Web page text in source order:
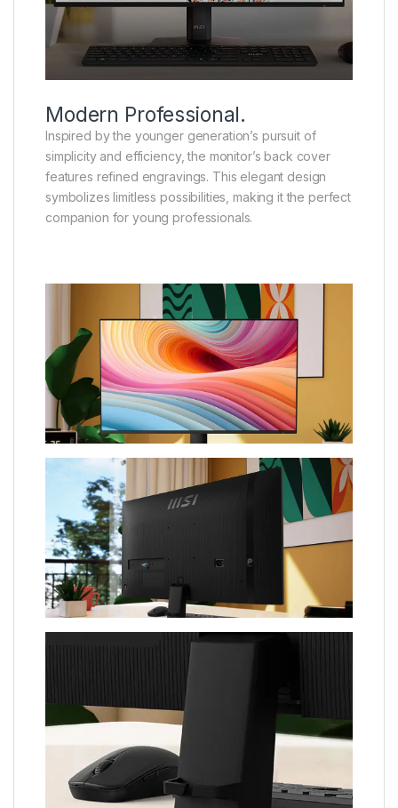
Modern Professional.
Inspired by the younger generation’s pursuit of
simplicity and efficiency, the monitor’s back cover
features refined engravings. This elegant design
symbolizes limitless possibilities, making it the perfect
companion for young professionals.